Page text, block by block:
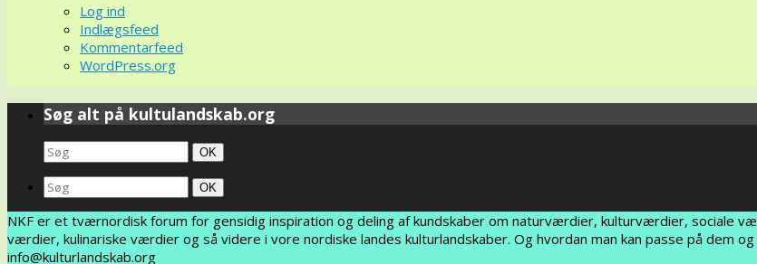
Log ind
Indlægsfeed
Kommentarfeed
WordPress.org
Søg alt på kultulandskab.org
Search
for:
Søg
OK
Search
for:
Søg
OK
NKF er et tværnordisk forum for gensidig inspiration og deling af kundskaber om naturværdier, kulturværdier, sociale
værdier, kulinariske værdier og så videre i vore nordiske landes kulturlandskaber. Og hvordan man kan passe på dem
info@kulturlandskab.org